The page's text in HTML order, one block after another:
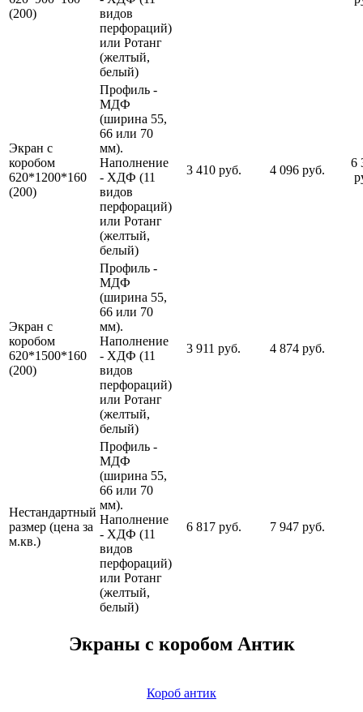
(200)
видов
перфораций)
или Ротанг
(желтый,
белый)
Экран с
коробом
620*1200*160
(200)
Профиль -
МДФ
(ширина 55,
66 или 70
мм).
Наполнение
- ХДФ (11
видов
перфораций)
или Ротанг
(желтый,
белый)
3 410 руб. 4 096 руб.
6
Экран с
коробом
620*1500*160
(200)
Профиль -
МДФ
(ширина 55,
66 или 70
мм).
Наполнение
- ХДФ (11
видов
перфораций)
или Ротанг
(желтый,
белый)
3 911 руб. 4 874 руб.
Нестандартный
размер (цена за
м.кв.)
Профиль -
МДФ
(ширина 55,
66 или 70
мм).
Наполнение
- ХДФ (11
видов
перфораций)
или Ротанг
(желтый,
белый)
6 817 руб. 7 947 руб.
Экраны c коробом Антик
Короб антик